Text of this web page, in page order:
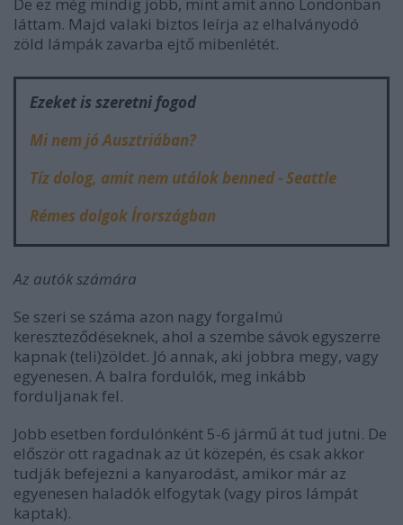
De ez még mindig jobb, mint amit anno Londonban
láttam. Majd valaki biztos leírja az elhalványodó
zöld lámpák zavarba ejtő mibenlétét.
Ezeket is szeretni fogod
Mi nem jó Ausztriában?
Tíz dolog, amit nem utálok benned - Seattle
Rémes dolgok Írországban
Az autók számára
Se szeri se száma azon nagy forgalmú
kereszteződéseknek, ahol a szembe sávok egyszerre
kapnak (teli)zöldet. Jó annak, aki jobbra megy, vagy
egyenesen. A balra fordulók, meg inkább
forduljanak fel.
Jobb esetben fordulónként 5-6 jármű át tud jutni. De
először ott ragadnak az út közepén, és csak akkor
tudják befejezni a kanyarodást, amikor már az
egyenesen haladók elfogytak (vagy piros lámpát
kaptak).